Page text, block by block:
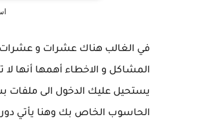
في الغالب هناك عشرات و عشرات
المشاكل و الاخطاء أهمها أنها
يستحيل عليك الدخول الى ملفات